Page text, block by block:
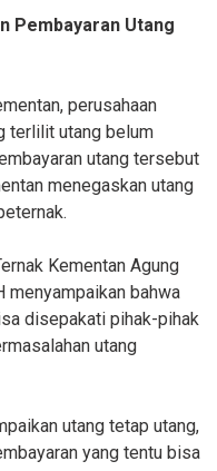
Pembayaran Utang
perusahaan
terlilit utang belum
utang tersebut
menegaskan utang
Kementan Agung
menyampaikan bahwa
disepakati pihak-pihak
utang
utang tetap utang,
yang tentu bisa